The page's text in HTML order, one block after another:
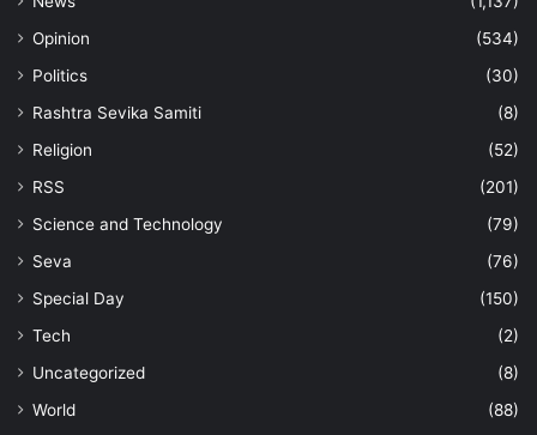
Opinion
(534)
Politics
(30)
Rashtra Sevika Samiti
(8)
Religion
(52)
RSS
(201)
Science and Technology
(79)
Seva
(76)
Special Day
(150)
Tech
(2)
Uncategorized
(8)
World
(88)